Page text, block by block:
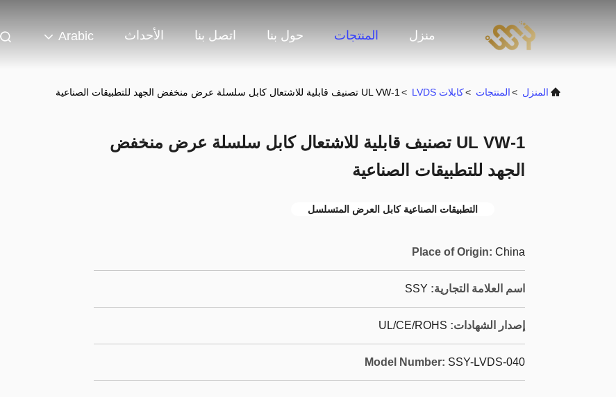
منزل المنتجات حول بنا اتصل بنا الأحداث Arabic
المنزل >المنتجات >كابلات LVDS > UL VW-1 تصنيف قابلية للاشتعال كابل سلسلة عرض منخفض الجهد للتطبيقات الصناعية
UL VW-1 تصنيف قابلية للاشتعال كابل سلسلة عرض منخفض
الجهد للتطبيقات الصناعية
التطبيقات الصناعية كابل العرض المتسلسل
Place of Origin: China
اسم العلامة التجارية: SSY
إصدار الشهادات: UL/CE/ROHS
Model Number: SSY-LVDS-040